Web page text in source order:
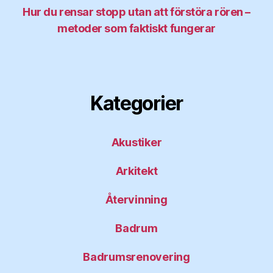
Hur du rensar stopp utan att förstöra rören –
metoder som faktiskt fungerar
Kategorier
Akustiker
Arkitekt
Återvinning
Badrum
Badrumsrenovering